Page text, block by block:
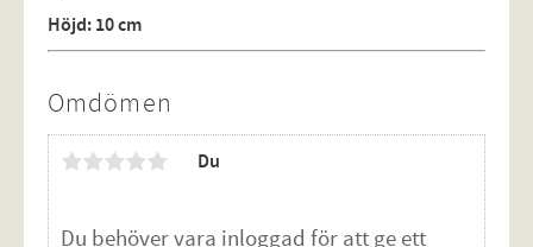
Höjd: 10 cm
Omdömen
Du